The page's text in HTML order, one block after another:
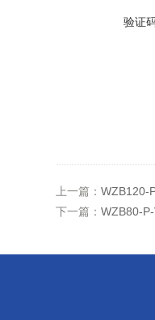
验证
上一篇： WZB120-
下一篇： WZB80-